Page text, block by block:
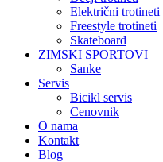
Električni trotineti
Freestyle trotineti
Skateboard
ZIMSKI SPORTOVI
Sanke
Servis
Bicikl servis
Cenovnik
O nama
Kontakt
Blog